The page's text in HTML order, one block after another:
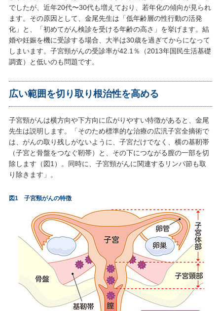
でしたが、近年20代〜30代も増えており、若年化の傾向が見られ
ます。その原因として、金尾先生は「低年齢層の性行動の活発
化」と、「初めてがん検診を受ける年齢の高さ」を挙げます。結
婚や妊娠を機に受診する場合、大半は30歳を過ぎてからになって
しまいます。子宮頸がんの受診率が42.1％（2013年国民生活基礎
調査）と低いのも問題です。
広い範囲を切り取り根治性を高める
子宮頸がんは横方向や下方向に広がりやすい特徴があると、金尾
先生は説明します。「そのため標準的な治療の広汎子宮全摘術で
は、がんの取り残しがないように、子宮だけでなく、横の基靭帯
（子宮と骨盤をつなぐ靭帯）と、その下につながる膣の一部を切
除します（図1）。同時に、子宮頸がんに関連するリンパ節も取
り除きます」。
図1 子宮頸がんの特徴